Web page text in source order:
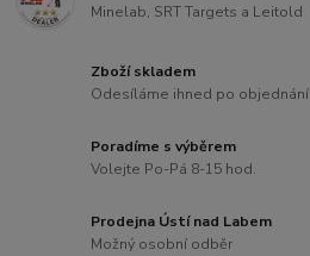
Minelab, SRT Targets a Leitold
Zboží skladem
Odesíláme ihned po objednání
Poradíme s výběrem
Volejte Po-Pá 8-15 hod.
Prodejna Ústí nad Labem
Možný osobní odběr